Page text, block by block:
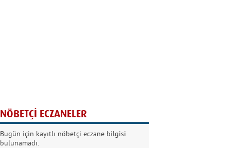
Kurban Bayramında
Dikkat!
NÖBETÇİ ECZANELER
Bugün için kayıtlı nöbetçi eczane bilgisi
bulunamadı.